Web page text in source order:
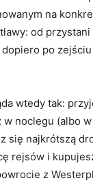
na
od
po zejściu
wtedy tak:
w noclegu (albo
się najkrótszą
rejsów i
z